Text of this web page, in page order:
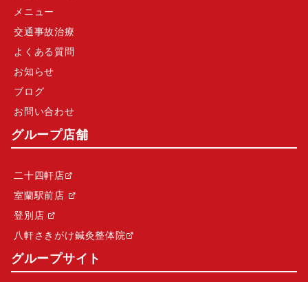
メニュー
交通事故治療
よくある質問
お知らせ
ブログ
お問い合わせ
グループ店舗
二十四軒店
室蘭駅前店
登別店
八軒さきがけ鍼灸整体院
グループサイト